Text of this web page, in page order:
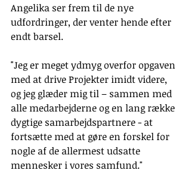
Angelika ser frem til de nye
udfordringer, der venter hende efter
endt barsel.
"Jeg er meget ydmyg overfor opgaven
med at drive Projekter imidt videre,
og jeg glæder mig til – sammen med
alle medarbejderne og en lang række
dygtige samarbejdspartnere - at
fortsætte med at gøre en forskel for
nogle af de allermest udsatte
mennesker i vores samfund."